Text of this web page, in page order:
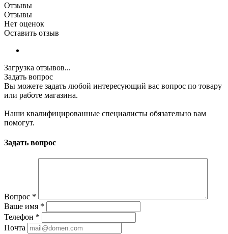
Отзывы
Отзывы
Нет оценок
Оставить отзыв
Загрузка отзывов...
Задать вопрос
Вы можете задать любой интересующий вас вопрос по товару
или работе магазина.
Наши квалифицированные специалисты обязательно вам
помогут.
Задать вопрос
Вопрос *
Ваше имя *
Телефон *
Почта